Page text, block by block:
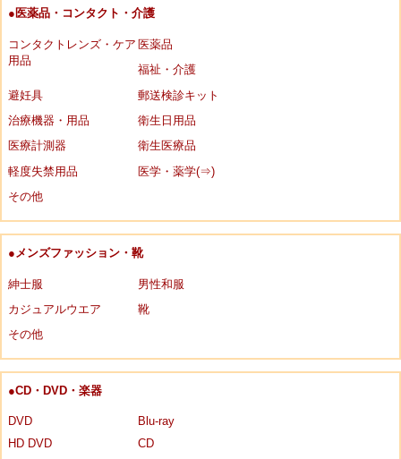
●医薬品・コンタクト・介護
コンタクトレンズ・ケア
用品
医薬品
福祉・介護
避妊具
郵送検診キット
治療機器・用品
衛生日用品
医療計測器
衛生医療品
軽度失禁用品
医学・薬学(⇒)
その他
●メンズファッション・靴
紳士服
男性和服
カジュアルウエア
靴
その他
●CD・DVD・楽器
DVD
Blu-ray
HD DVD
CD